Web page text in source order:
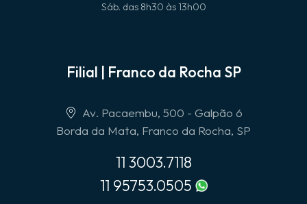
Sáb. das 8h30 às 13h00
Filial | Franco da Rocha SP
Av. Pacaembu, 500 - Galpão 6
Borda da Mata, Franco da Rocha, SP
11 3003.7118
11 95753.0505